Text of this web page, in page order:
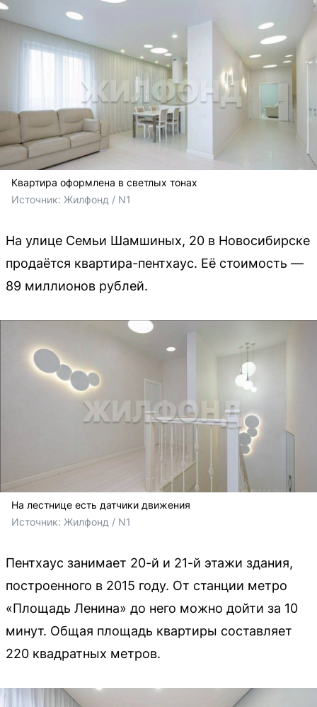
Квартира оформлена в светлых тонах
Источник: Жилфонд / N1
На улице Семьи Шамшиных, 20 в Новосибирске
продаётся квартира-пентхаус. Её стоимость —
89 миллионов рублей.
На лестнице есть датчики движения
Источник: Жилфонд / N1
Пентхаус занимает 20-й и 21-й этажи здания,
построенного в 2015 году. От станции метро
«Площадь Ленина» до него можно дойти за 10
минут. Общая площадь квартиры составляет
220 квадратных метров.